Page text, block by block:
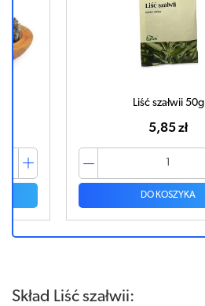
Liść szałwii 50g
5,85 zł
DO KOSZYKA
Skład Liść szałwii: